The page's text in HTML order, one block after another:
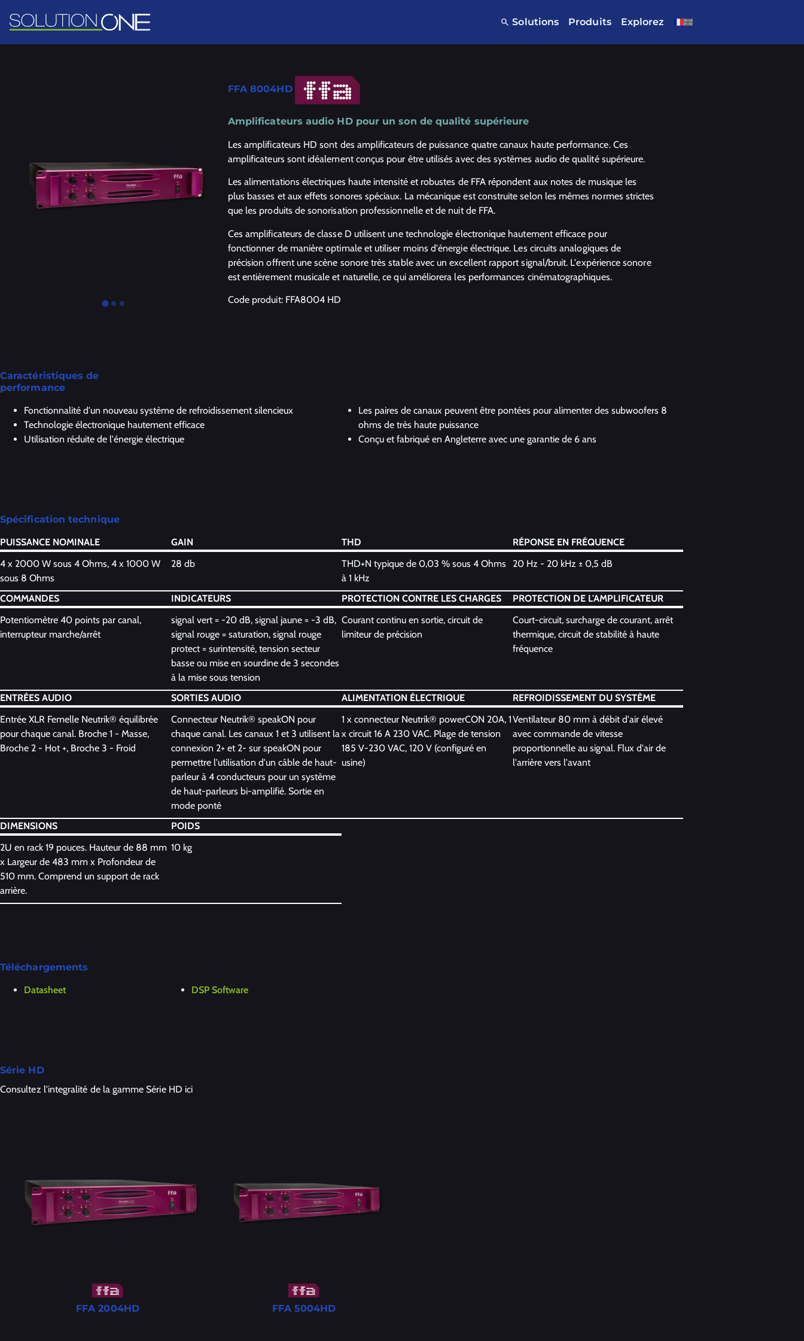
Solutions Produits Explorez
FFA 8004HD
Amplificateurs audio HD pour un son de qualité supérieure
Les amplificateurs HD sont des amplificateurs de puissance quatre canaux haute performance. Ces
amplificateurs sont idéalement conçus pour être utilisés avec des systèmes audio de qualité supérieure.
Les alimentations électriques haute intensité et robustes de FFA répondent aux notes de musique les
plus basses et aux effets sonores spéciaux. La mécanique est construite selon les mêmes normes strictes
que les produits de sonorisation professionnelle et de nuit de FFA.
Ces amplificateurs de classe D utilisent une technologie électronique hautement efficace pour
fonctionner de manière optimale et utiliser moins d'énergie électrique. Les circuits analogiques de
précision offrent une scène sonore très stable avec un excellent rapport signal/bruit. L'expérience sonore
est entièrement musicale et naturelle, ce qui améliorera les performances cinématographiques.
Code produit: FFA8004 HD
Caractéristiques de
performance
Fonctionnalité d'un nouveau système de refroidissement silencieux
Technologie électronique hautement efficace
Utilisation réduite de l'énergie électrique
Les paires de canaux peuvent être pontées pour alimenter des subwoofers 8
ohms de très haute puissance
Conçu et fabriqué en Angleterre avec une garantie de 6 ans
Spécification technique
PUISSANCE NOMINALE
4 x 2000 W sous 4 Ohms, 4 x 1000 W
sous 8 Ohms
GAIN
28 db
THD
THD+N typique de 0,03 % sous 4 Ohms
à 1 kHz
RÉPONSE EN FRÉQUENCE
20 Hz - 20 kHz ± 0,5 dB
COMMANDES
Potentiomètre 40 points par canal,
interrupteur marche/arrêt
INDICATEURS
signal vert = -20 dB, signal jaune = -3 dB,
signal rouge = saturation, signal rouge
protect = surintensité, tension secteur
basse ou mise en sourdine de 3 secondes
à la mise sous tension
PROTECTION CONTRE LES CHARGES
Courant continu en sortie, circuit de
limiteur de précision
PROTECTION DE L'AMPLIFICATEUR
Court-circuit, surcharge de courant, arrêt
thermique, circuit de stabilité à haute
fréquence
ENTRÉES AUDIO
Entrée XLR Femelle Neutrik® équilibrée
pour chaque canal. Broche 1 - Masse,
Broche 2 - Hot +, Broche 3 - Froid
SORTIES AUDIO
Connecteur Neutrik® speakON pour
chaque canal. Les canaux 1 et 3 utilisent la
connexion 2+ et 2- sur speakON pour
permettre l'utilisation d'un câble de haut-
parleur à 4 conducteurs pour un système
de haut-parleurs bi-amplifié. Sortie en
mode ponté
ALIMENTATION ÉLECTRIQUE
1 x connecteur Neutrik® powerCON 20A, 1
x circuit 16 A 230 VAC. Plage de tension
185 V-230 VAC, 120 V (configuré en
usine)
REFROIDISSEMENT DU SYSTÈME
Ventilateur 80 mm à débit d'air élevé
avec commande de vitesse
proportionnelle au signal. Flux d'air de
l'arrière vers l'avant
DIMENSIONS
2U en rack 19 pouces. Hauteur de 88 mm
x Largeur de 483 mm x Profondeur de
510 mm. Comprend un support de rack
arrière.
POIDS
10 kg
Téléchargements
Datasheet
DSP Software
Série HD
Consultez l'integralité de la gamme Série HD ici
FFA 2004HD FFA 5004HD